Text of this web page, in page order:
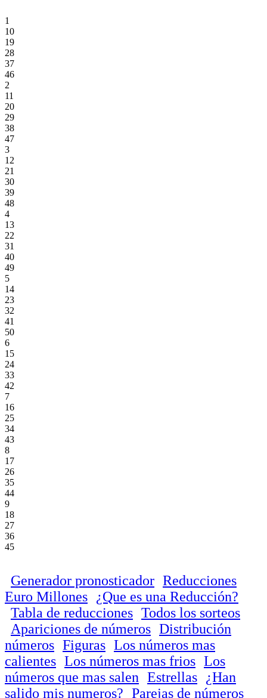
1
10
19
28
37
46
2
11
20
29
38
47
3
12
21
30
39
48
4
13
22
31
40
49
5
14
23
32
41
50
6
15
24
33
42
7
16
25
34
43
8
17
26
35
44
9
18
27
36
45
Generador pronosticador Reducciones
Euro Millones
¿Que es una Reducción?
Tabla de reducciones Todos los sorteos
Apariciones de números Distribución
números Figuras Los números mas
calientes Los números mas frios Los
números que mas salen Estrellas
¿Han
salido mis numeros? Parejas de números